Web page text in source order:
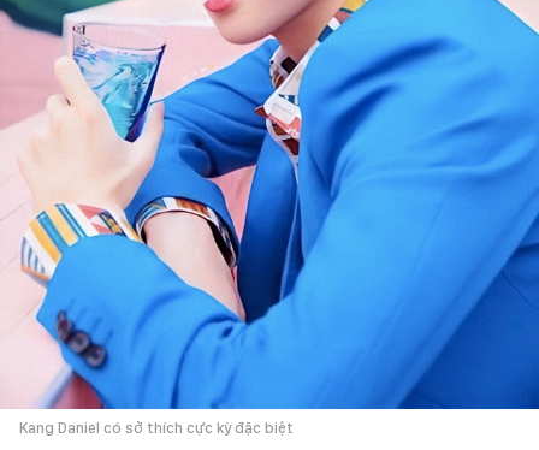
Kang Daniel có sở thích cực kỳ đặc biệt